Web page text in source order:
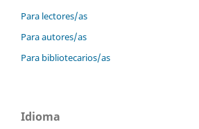
Para lectores/as
Para autores/as
Para bibliotecarios/as
Idioma